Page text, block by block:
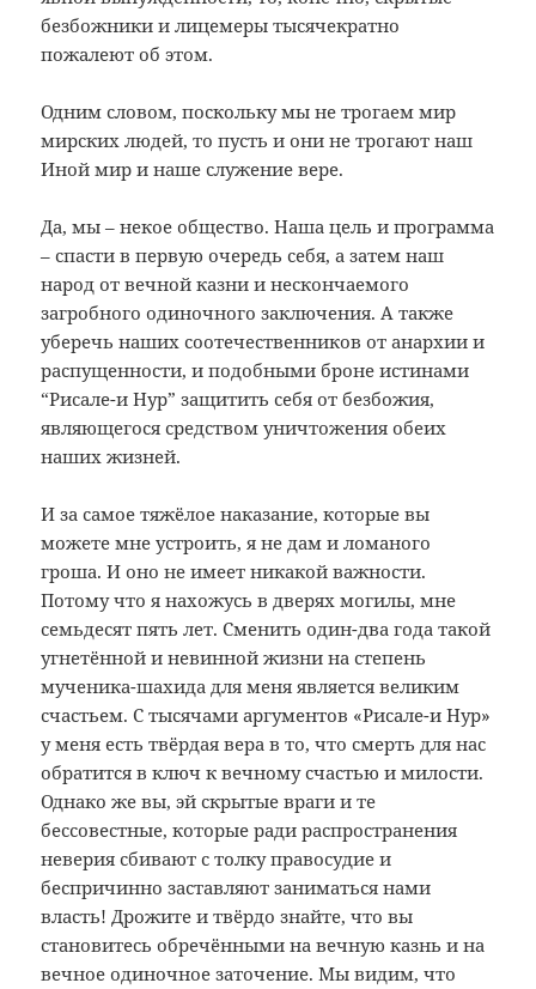
безбожники и лицемеры тысячекратно
пожалеют об этом.
Одним словом, поскольку мы не трогаем мир
мирских людей, то пусть и они не трогают наш
Иной мир и наше служение вере.
Да, мы – некое общество. Наша цель и программа
– спасти в первую очередь себя, а затем наш
народ от вечной казни и нескончаемого
загробного одиночного заключения. А также
уберечь наших соотечественников от анархии и
распущенности, и подобными броне истинами
“Рисале-и Нур” защитить себя от безбожия,
являющегося средством уничтожения обеих
наших жизней.
И за самое тяжёлое наказание, которые вы
можете мне устроить, я не дам и ломаного
гроша. И оно не имеет никакой важности.
Потому что я нахожусь в дверях могилы, мне
семьдесят пять лет. Сменить один-два года такой
угнетённой и невинной жизни на степень
мученика-шахида для меня является великим
счастьем. С тысячами аргументов «Рисале-и Нур»
у меня есть твёрдая вера в то, что смерть для нас
обратится в ключ к вечному счастью и милости.
Однако же вы, эй скрытые враги и те
бессовестные, которые ради распространения
неверия сбивают с толку правосудие и
беспричинно заставляют заниматься нами
власть! Дрожите и твёрдо знайте, что вы
становитесь обречёнными на вечную казнь и на
вечное одиночное заточение. Мы видим, что